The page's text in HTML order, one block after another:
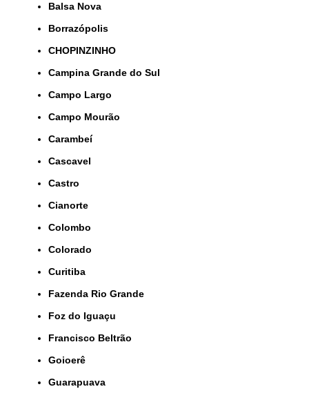
Balsa Nova
Borrazópolis
CHOPINZINHO
Campina Grande do Sul
Campo Largo
Campo Mourão
Carambeí
Cascavel
Castro
Cianorte
Colombo
Colorado
Curitiba
Fazenda Rio Grande
Foz do Iguaçu
Francisco Beltrão
Goioerê
Guarapuava